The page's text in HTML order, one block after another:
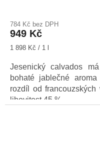
784 Kč bez DPH
949 Kč
Měrná
1 898 Kč / 1 l
Jesenický calvados
bohaté jablečné
rozdíl od
lihovitost 45 %.